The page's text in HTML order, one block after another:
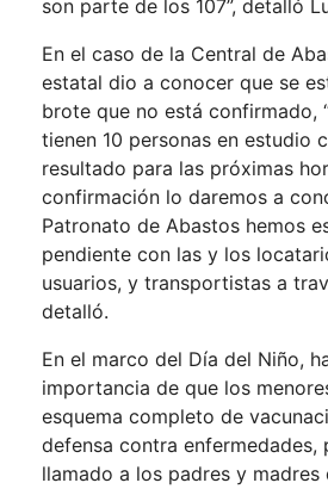
son parte de los 107”, detalló
En el caso de la Central de
estatal dio a conocer que se
brote que no está confirmado,
tienen 10 personas en estudio
resultado para las próximas
confirmación lo daremos a
Patronato de Abastos hemos
pendiente con las y los
usuarios, y transportistas a
detalló.
En el marco del Día del Niño,
importancia de que los
esquema completo de
defensa contra enfermedades,
llamado a los padres y